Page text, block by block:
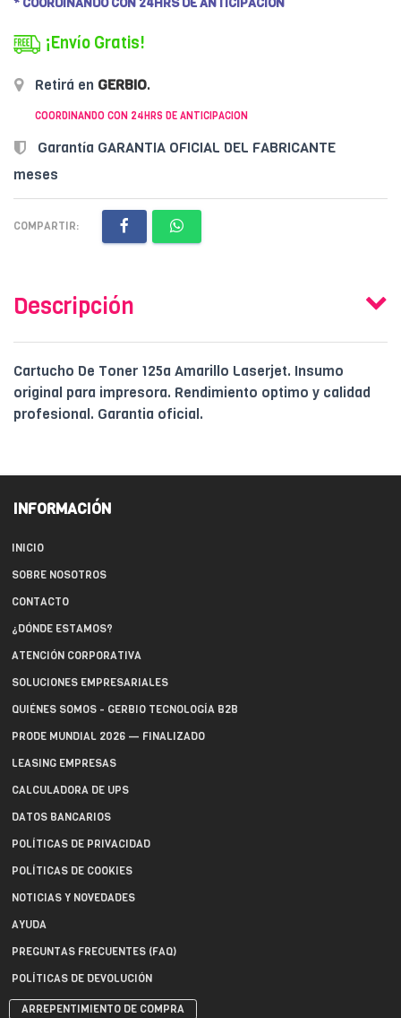
* COORDINANDO CON 24HRS DE ANTICIPACION
¡Envío Gratis!
Retirá en GERBIO.
COORDINANDO CON 24HRS DE ANTICIPACION
Garantía GARANTIA OFICIAL DEL FABRICANTE
meses
COMPARTIR:
Descripción
Cartucho De Toner 125a Amarillo Laserjet. Insumo
original para impresora. Rendimiento optimo y calidad
profesional. Garantia oficial.
INFORMACIÓN
INICIO
SOBRE NOSOTROS
CONTACTO
¿DÓNDE ESTAMOS?
ATENCIÓN CORPORATIVA
SOLUCIONES EMPRESARIALES
QUIÉNES SOMOS - GERBIO TECNOLOGÍA B2B
PRODE MUNDIAL 2026 — FINALIZADO
LEASING EMPRESAS
CALCULADORA DE UPS
DATOS BANCARIOS
POLÍTICAS DE PRIVACIDAD
POLÍTICAS DE COOKIES
NOTICIAS Y NOVEDADES
AYUDA
PREGUNTAS FRECUENTES (FAQ)
POLÍTICAS DE DEVOLUCIÓN
ARREPENTIMIENTO DE COMPRA